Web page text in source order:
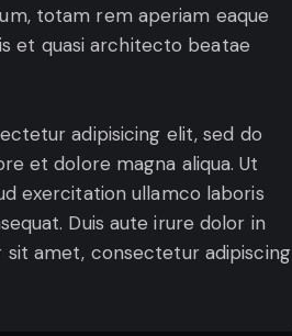
totam rem aperiam eaque
et quasi architecto beatae
adipisicing elit, sed do
et dolore magna aliqua. Ut
exercitation ullamco laboris
Duis aute irure dolor in
amet, consectetur adipiscing